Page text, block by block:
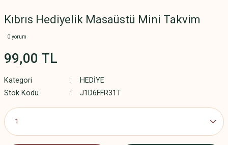
Kıbrıs Hediyelik Masaüstü Mini Takvim
0 yorum
99,00 TL
Kategori
HEDİYE
Stok Kodu
J1D6FFR31T